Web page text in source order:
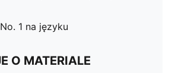
1 na języku
O MATERIALE